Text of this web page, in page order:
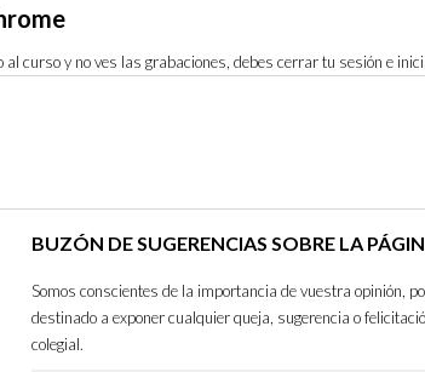
curso y no ves las grabaciones, debes cerrar tu sesión e
BUZÓN DE SUGERENCIAS SOBRE LA
Somos conscientes de la importancia de vuestra opinión,
destinado a exponer cualquier queja, sugerencia o
colegial.